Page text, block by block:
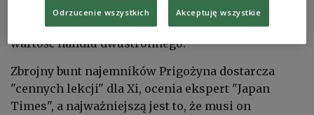
nie tylko wspólny wróg - "amerykańska
hegemonia" - ale i rosnąca od wybuchu wojny
wartość handlu dwustronnego.
Zbrojny bunt najemników Prigożyna dostarcza
"cennych lekcji" dla Xi, ocenia ekspert "Japan
Times", a najważniejszą jest to, że musi on
Odrzucenie wszystkich Akceptuję wszystkie